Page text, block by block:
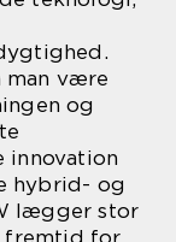
man være
og
innovation
hybrid- og
lægger stor